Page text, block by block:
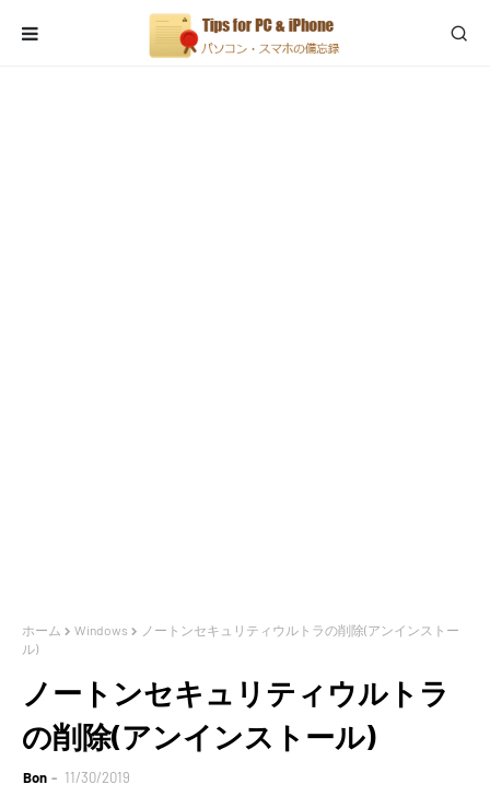
ホーム Windows
ノートンセキュリティウルトラの削除(アンインストー
ル)
ノートンセキュリティウルトラ
の削除(アンインストール)
Bon 11/30/2019